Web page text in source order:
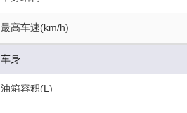
最高车速(km/h)
车身
油箱容积(L)